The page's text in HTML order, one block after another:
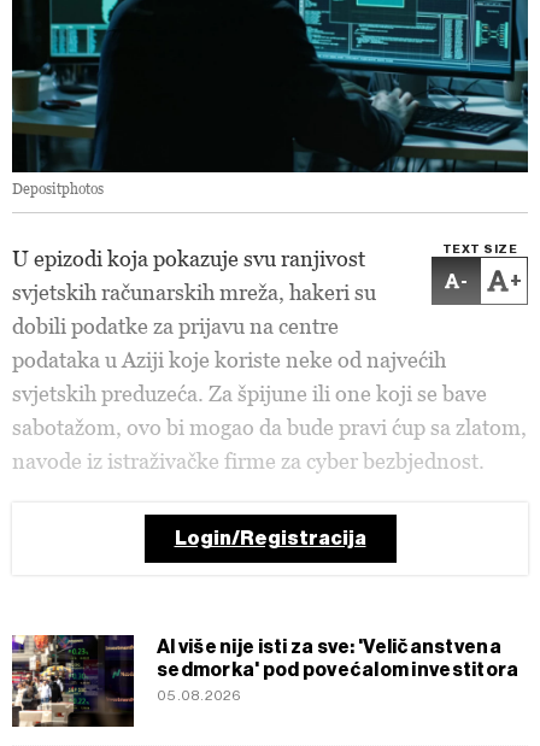
Depositphotos
TEXT SIZE
- +
U epizodi koja pokazuje svu ranjivost
svjetskih računarskih mreža, hakeri su
dobili podatke za prijavu na centre
podataka u Aziji koje koriste neke od najvećih
svjetskih preduzeća. Za špijune ili one koji se bave
sabotažom, ovo bi mogao da bude pravi ćup sa zlatom,
navode iz istraživačke firme za cyber bezbjednost.
Login/Registracija
AI više nije isti za sve: 'Veličanstvena
sedmorka' pod povećalom investitora
05.08.2026